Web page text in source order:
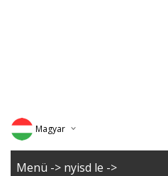
Magyar
Deutsch
Menü -> nyisd le ->